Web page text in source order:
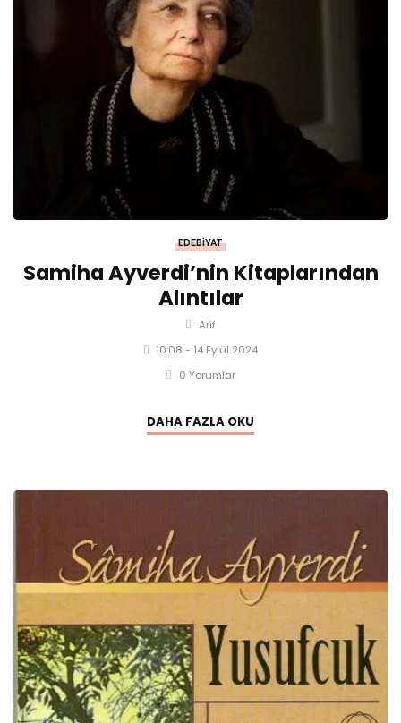
EDEBIYAT
Samiha Ayverdi’nin Kitaplarından
Alıntılar
Arif
10:08 - 14 Eylül 2024
0 Yorumlar
DAHA FAZLA OKU